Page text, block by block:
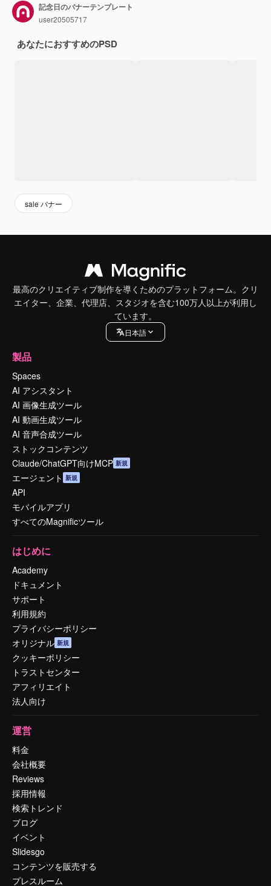
記念日のバナーテンプレート
user20505717
あなたにおすすめのPSD
sale バナー
最高のクリエイティブ制作を導くためのプラットフォーム。クリ
エイター、企業、代理店、スタジオを含む100万人以上が利用し
ています。
日本語
製品
Spaces
AI アシスタント
AI 画像生成ツール
AI 動画生成ツール
AI 音声合成ツール
ストックコンテンツ
Claude/ChatGPT向けMCP 新規
エージェント 新規
API
モバイルアプリ
すべてのMagnificツール
はじめに
Academy
ドキュメント
サポート
利用規約
プライバシーポリシー
オリジナル 新規
クッキーポリシー
トラストセンター
アフィリエイト
法人向け
運営
料金
会社概要
Reviews
採用情報
検索トレンド
ブログ
イベント
Slidesgo
コンテンツを販売する
プレスルーム